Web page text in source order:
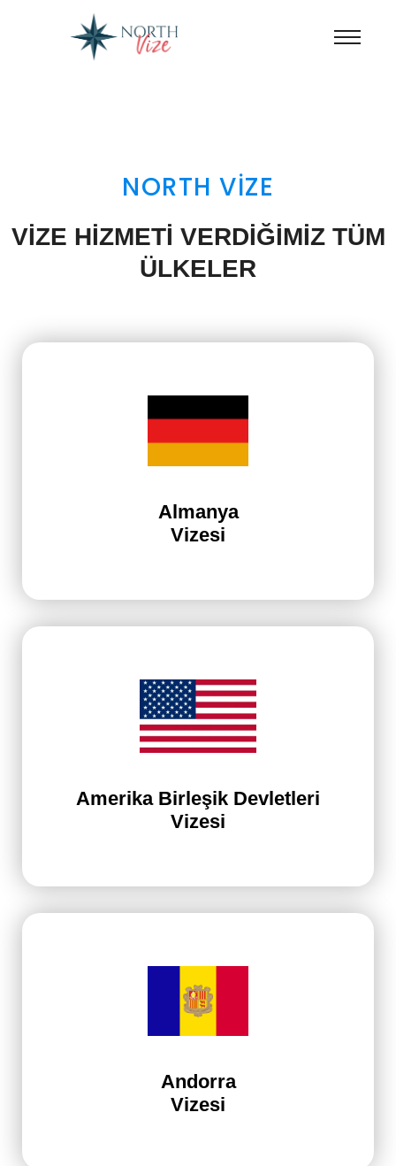
NORTH VİZE
VİZE HİZMETİ VERDİĞİMİZ TÜM
ÜLKELER
Almanya
Vizesi
Amerika Birleşik Devletleri
Vizesi
Andorra
Vizesi